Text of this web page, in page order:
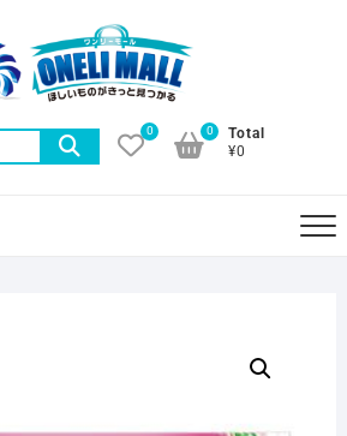
索
0
Total
¥0
0